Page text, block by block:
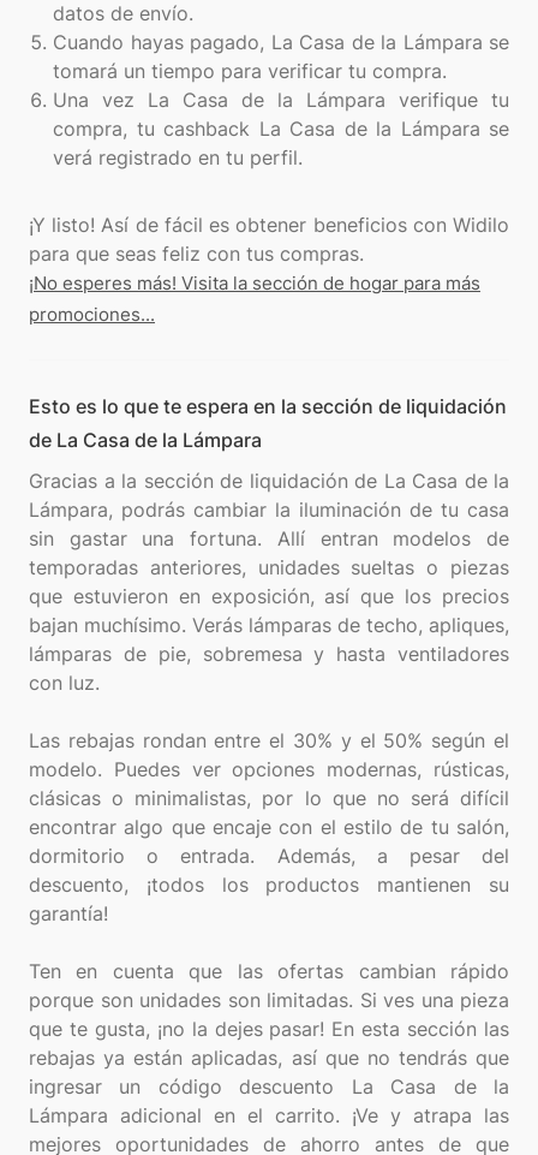
datos de envío.
Cuando hayas pagado, La Casa de la Lámpara se
tomará un tiempo para verificar tu compra.
Una vez La Casa de la Lámpara verifique tu
compra, tu cashback La Casa de la Lámpara se
verá registrado en tu perfil.
¡Y listo! Así de fácil es obtener beneficios con Widilo
¡No esperes más! Visita la sección de hogar para más
promociones...
Esto es lo que te espera en la sección de liquidación
de La Casa de la Lámpara
Gracias a la sección de liquidación de La Casa de la
Lámpara, podrás cambiar la iluminación de tu casa
sin gastar una fortuna. Allí entran modelos de
temporadas anteriores, unidades sueltas o piezas
que estuvieron en exposición, así que los precios
bajan muchísimo. Verás lámparas de techo, apliques,
lámparas de pie, sobremesa y hasta ventiladores
con luz.
Las rebajas rondan entre el 30% y el 50% según el
modelo. Puedes ver opciones modernas, rústicas,
clásicas o minimalistas, por lo que no será difícil
encontrar algo que encaje con el estilo de tu salón,
dormitorio o entrada. Además, a pesar del
descuento, ¡todos los productos mantienen su
garantía!
Ten en cuenta que las ofertas cambian rápido
porque son unidades son limitadas. Si ves una pieza
que te gusta, ¡no la dejes pasar! En esta sección las
rebajas ya están aplicadas, así que no tendrás que
ingresar un código descuento La Casa de la
Lámpara adicional en el carrito. ¡Ve y atrapa las
mejores oportunidades de ahorro antes de que